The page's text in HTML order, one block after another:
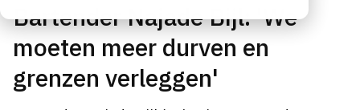
Bartender Najade Bijl: 'We
moeten meer durven en
grenzen verleggen'